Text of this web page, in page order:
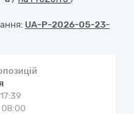
UA-P-2026-05-23-